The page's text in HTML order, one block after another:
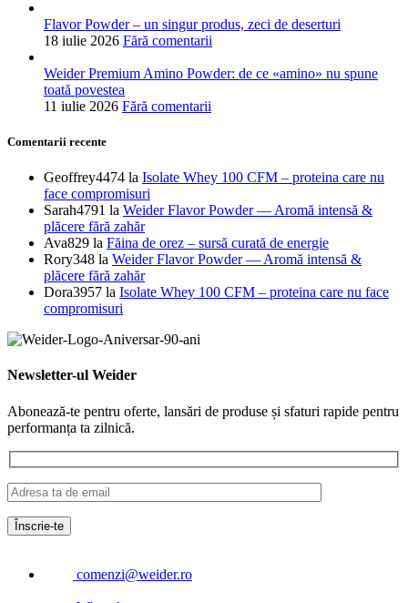
Flavor Powder – un singur produs, zeci de deserturi
18 iulie 2026 Fără comentarii
Weider Premium Amino Powder: de ce «amino» nu spune
toată povestea
11 iulie 2026 Fără comentarii
Comentarii recente
Geoffrey4474 la Isolate Whey 100 CFM – proteina care nu
face compromisuri
Sarah4791 la Weider Flavor Powder — Aromă intensă &
plăcere fără zahăr
Ava829 la Făina de orez – sursă curată de energie
Rory348 la Weider Flavor Powder — Aromă intensă &
plăcere fără zahăr
Dora3957 la Isolate Whey 100 CFM – proteina care nu face
compromisuri
Newsletter-ul Weider
Abonează-te pentru oferte, lansări de produse și sfaturi rapide pentru
performanța ta zilnică.
comenzi@weider.ro